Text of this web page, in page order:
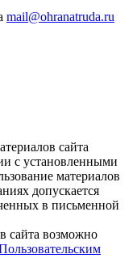
mail@ohranatruda.ru
сайта
с установленными
материалов
допускается
в письменной
сайта возможно